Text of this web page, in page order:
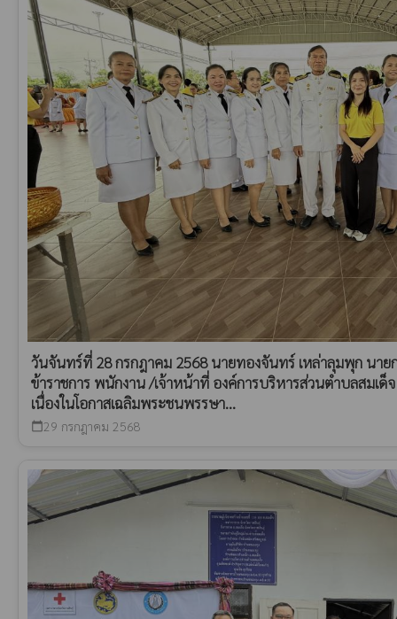
วันจันทร์ที่ 28 กรกฎาคม 2568 นายทองจันทร์ เหล่าลุมพุก นาย
ข้าราชการ พนักงาน /เจ้าหน้าที่ องค์การบริหารส่วนตำบลสมเ
เนื่องในโอกาสเฉลิมพระชนพรรษา...
calendar_today29 กรกฎาคม 2568